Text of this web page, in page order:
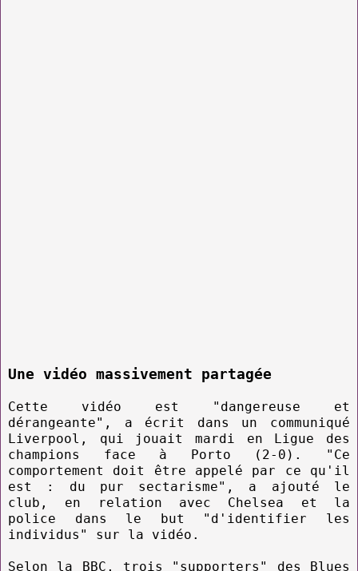
Une vidéo massivement partagée
Cette vidéo est "dangereuse et
dérangeante", a écrit dans un communiqué
Liverpool, qui jouait mardi en Ligue des
champions face à Porto (2-0). "Ce
comportement doit être appelé par ce qu'il
est : du pur sectarisme", a ajouté le
club, en relation avec Chelsea et la
police dans le but "d'identifier les
individus" sur la vidéo.
Selon la BBC, trois "supporters" des Blues